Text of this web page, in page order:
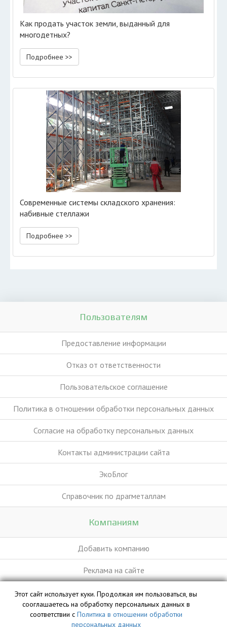
Как продать участок земли, выданный для
многодетных?
Подробнее >>
Современные системы складского хранения:
набивные стеллажи
Подробнее >>
Пользователям
Предоставление информации
Отказ от ответственности
Пользовательское соглашение
Политика в отношении обработки персональных данных
Согласие на обработку персональных данных
Контакты администрации сайта
ЭкоБлог
Справочник по драгметаллам
Компаниям
Добавить компанию
Реклама на сайте
База данных сайта vyvoz.org является интеллектуальной
собственностью ООО «Профит» и охраняется законом.
Этот сайт использует куки. Продолжая им пользоваться, вы
сооглашаетесь на обработку персональных данных в
соответствии с Политика в отношении обработки
персональных данных